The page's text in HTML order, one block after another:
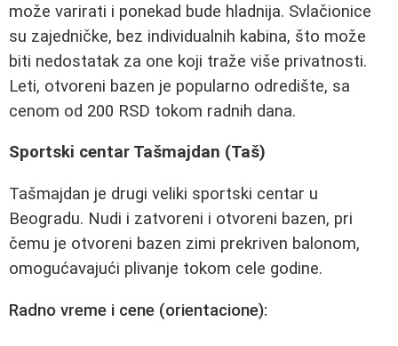
može varirati i ponekad bude hladnija. Svlačionice
su zajedničke, bez individualnih kabina, što može
biti nedostatak za one koji traže više privatnosti.
Leti, otvoreni bazen je popularno odredište, sa
cenom od 200 RSD tokom radnih dana.
Sportski centar Tašmajdan (Taš)
Tašmajdan je drugi veliki sportski centar u
Beogradu. Nudi i zatvoreni i otvoreni bazen, pri
čemu je otvoreni bazen zimi prekriven balonom,
omogućavajući plivanje tokom cele godine.
Radno vreme i cene (orientacione):